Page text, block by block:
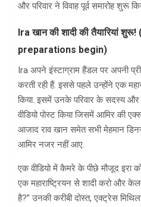
और परिवार ने विवाह पूर्व समारोह शुरू
Ira खान की शादी की तैयारियां
preparations begin)
Ira अपने इंस्टाग्राम हैंडल पर अपनी
करती रही हैं. इससे पहले उन्होंने एक
किया. इसमें उनके परिवार के सदस्य और
वीडियो पोस्ट किया जिसमें आमिर की
आजाद राव खान समेत सभी मेहमान
आमिर नजर नहीं आए.
एक वीडियो में कैमरे के पीछे मौजूद इरा
एक महाराष्ट्रियन से शादी करो और
है?” उनकी करीबी दोस्त, एक्ट्रेस